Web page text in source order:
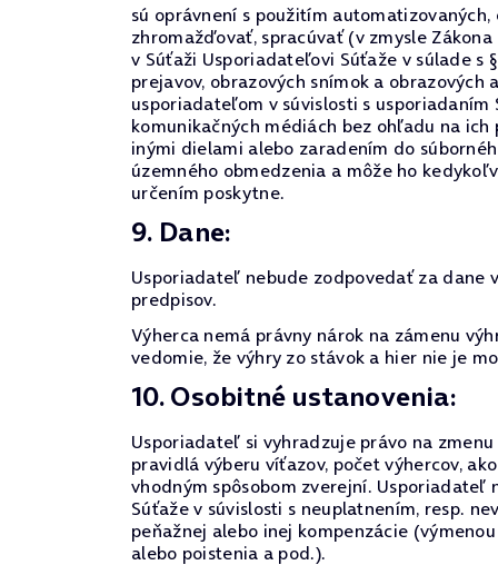
sú oprávnení s použitím
zhromažďovať, spracúvať (v zmysle
v Súťaži Usporiadateľovi Súťaže v súlade s
prejavov, obrazových snímok a
usporiadateľom v súvislosti s
komunikačných médiách bez ohľadu na
inými dielami alebo zaradením do
územného obmedzenia a môže ho
určením poskytne.
9. Dane:
Usporiadateľ nebude zodpovedať za dane
predpisov.
Výherca nemá právny nárok na zámenu
vedomie, že výhry zo stávok a hier nie je
10. Osobitné ustanovenia:
Usporiadateľ si vyhradzuje právo na
pravidlá výberu víťazov, počet výhercov,
vhodným spôsobom zverejní.
Súťaže v súvislosti s neuplatnením, resp.
peňažnej alebo inej kompenzácie
alebo poistenia a pod.).